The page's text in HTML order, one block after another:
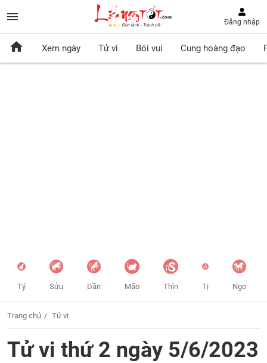
Đăng nhập
Xem ngày Tử vi Bói vui Cung hoàng đạo
Tý Sửu Dần Mão Thìn Tị Ngọ
Trang chủ Tử vi
Tử vi thứ 2 ngày 5/6/2023